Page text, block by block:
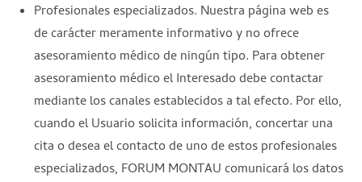
Profesionales especializados. Nuestra página web es
de carácter meramente informativo y no ofrece
asesoramiento médico de ningún tipo. Para obtener
asesoramiento médico el Interesado debe contactar
mediante los canales establecidos a tal efecto. Por ello,
cuando el Usuario solicita información, concertar una
cita o desea el contacto de uno de estos profesionales
especializados, FORUM MONTAU comunicará los datos